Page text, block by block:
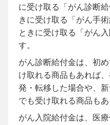
に受け取る「がん診断
きに受け取る「がん手
ときに受け取る「がん
す。
がん診断給付金は、初
け取れる商品もあれば
発・転移した場合や、
でも受け取れる商品もあ
がん入院給付金は、医